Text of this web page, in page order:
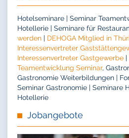
Hotelseminare | Seminar
Hotellerie | Seminare für
werden | DEHOGA Mitglied in
Interessenvertreter
Interessenvertreter Gastgewerbe |
Teamentwicklung Seminar,
Gastronomie Weiterbildungen |
Seminar Gastronomie | Seminare
Hotellerie
Jobangebote